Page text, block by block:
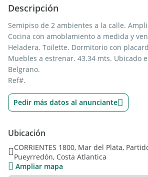
Descripción
Semipiso de 2 ambientes a la calle.
Cocina con amoblamiento a medida y
Heladera. Toilette. Dormitorio con
Muebles a estrenar. 43.34 mts. Ubicado
Belgrano.
Ref#.
Pedir más datos al anunciante
Ubicación
CORRIENTES 1800, Mar del Plata,
Pueyrredón, Costa Atlantica
Ampliar mapa